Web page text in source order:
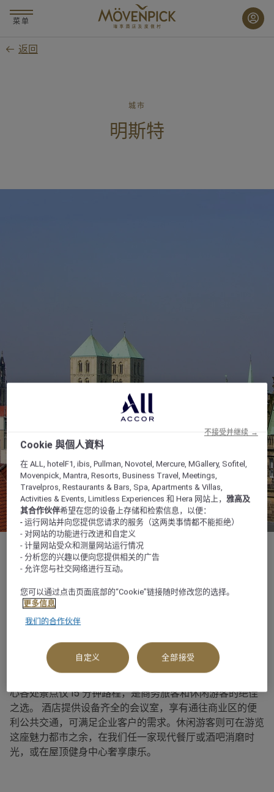
要
菜单
返回
城市
明斯特
关于
明斯特是一座集商业盛誉与绵延山景于一体的美丽城市。市
中心有建筑瑰宝和文化景点，更远一点还有广阔迷人的乡村
店。 这里有充满活力的夜生活，欣欣向荣的艺术氛围，静
谧祥和的公园和青翠葱郁的树木，带您体验真正振奋人心的
心各处景点仅 15 分钟路程，是商务旅客和休闲游客的绝佳
之选。 酒店提供设备齐全的会议室，享有通往商业区的便
利公共交通，可满足企业客户的需求。休闲游客则可在游览
这座魅力都市之余，在我们任一家现代餐厅或酒吧消磨时
光，或在屋顶健身中心奢享康乐。
Cookie 與個人資料
在 ALL, hotelF1, ibis, Pullman, Novotel, Mercure, MGallery, Sofitel,
Movenpick, Mantra, Resorts, Business Travel, Meetings,
Travelpros, Restaurants & Bars, Spa, Apartments & Villas,
Activities & Events, Limitless Experiences 和 Hera 网站上，雅高及
其合作伙伴希望在您的设备上存储和检索信息，以便：
- 运行网站并向您提供您请求的服务（这两类事情都不能拒绝）
- 对网站的功能进行改进和自定义
- 计量网站受众和测量网站运行情况
- 分析您的兴趣以便向您提供相关的广告
- 允许您与社交网络进行互动。
您可以通过点击页面底部的“Cookie”链接随时修改您的选择。
更多信息
我们的合作伙伴
自定义 全部接受
不接受并继续 →